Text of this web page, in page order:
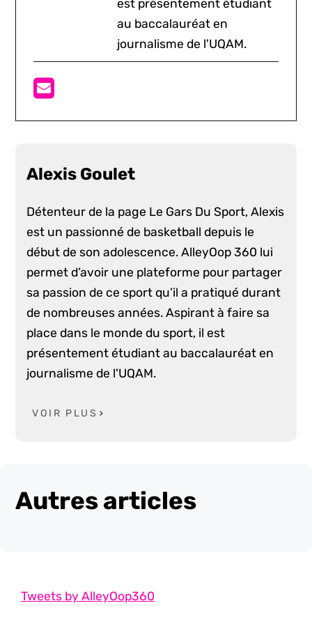
est présentement étudiant
au baccalauréat en
journalisme de l'UQAM.
Alexis Goulet
Détenteur de la page Le Gars Du Sport, Alexis
est un passionné de basketball depuis le
début de son adolescence. AlleyOop 360 lui
permet d’avoir une plateforme pour partager
sa passion de ce sport qu’il a pratiqué durant
de nombreuses années. Aspirant à faire sa
place dans le monde du sport, il est
présentement étudiant au baccalauréat en
journalisme de l'UQAM.
VOIR PLUS
Autres articles
Tweets by AlleyOop360